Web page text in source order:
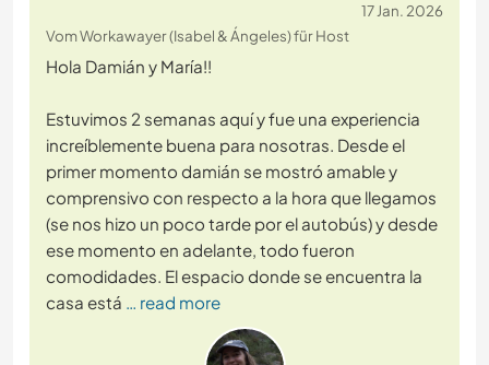
17 Jan. 2026
Vom Workawayer (Isabel & Ángeles) für Host
Hola Damián y María!!
Estuvimos 2 semanas aquí y fue una experiencia
increíblemente buena para nosotras. Desde el
primer momento damián se mostró amable y
comprensivo con respecto a la hora que llegamos
(se nos hizo un poco tarde por el autobús) y desde
ese momento en adelante, todo fueron
comodidades. El espacio donde se encuentra la
casa está … read more